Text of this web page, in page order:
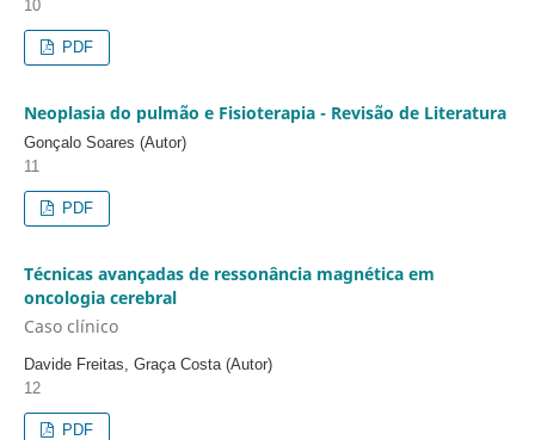
10
PDF
Neoplasia do pulmão e Fisioterapia - Revisão de Literatura
Gonçalo Soares (Autor)
11
PDF
Técnicas avançadas de ressonância magnética em
oncologia cerebral
Caso clínico
Davide Freitas, Graça Costa (Autor)
12
PDF